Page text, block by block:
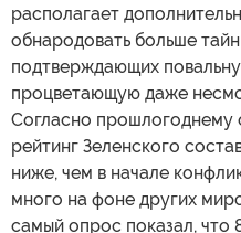
располагает
обнародовать больше
подтверждающих
процветающую даже
Согласно прошлогоднему
рейтинг Зеленского
ниже, чем в начале
много на фоне других
самый опрос показал, что